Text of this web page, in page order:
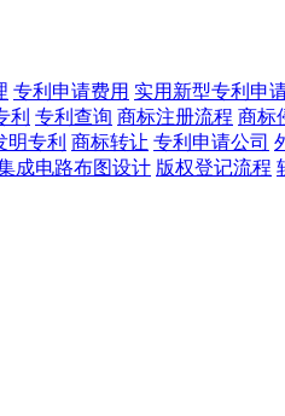
专利申请费用 实用新型专利申
利 专利查询 商标注册流程 商标
明专利 商标转让 专利申请公司
成电路布图设计 版权登记流程